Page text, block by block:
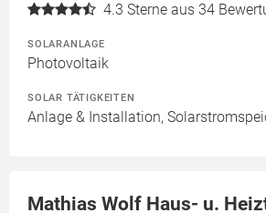
4.3 Sterne aus 34
SOLARANLAGE
Photovoltaik
SOLAR TÄTIGKEITEN
Anlage & Installation,
Mathias Wolf Haus- u.